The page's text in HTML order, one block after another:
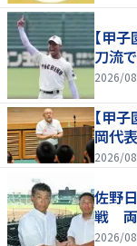
【甲
刀流
2026/
【甲
岡代
2026/
佐野
戦 両
2026/